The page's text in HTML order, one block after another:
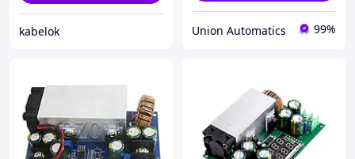
kabelok Union Automatics 99%